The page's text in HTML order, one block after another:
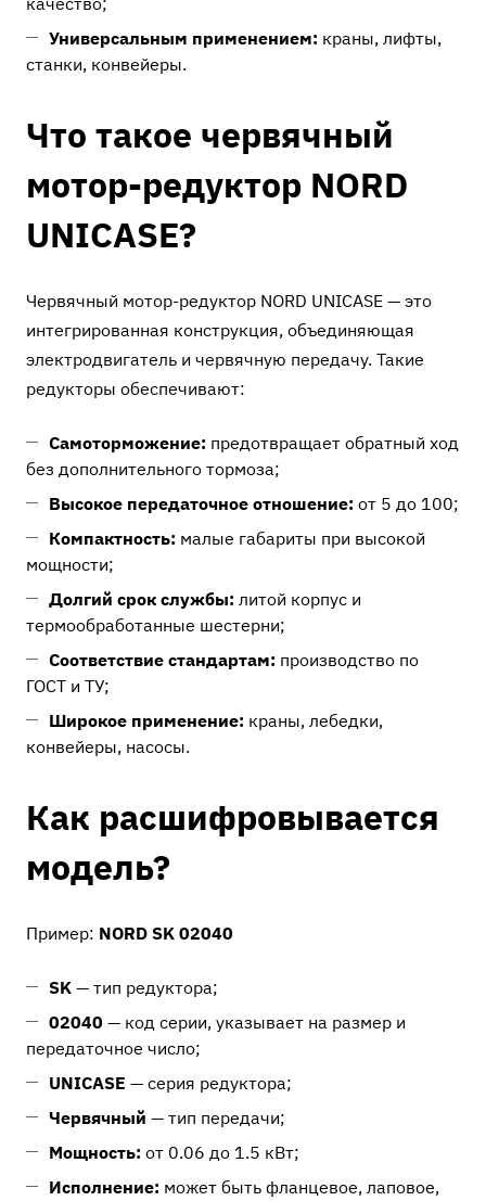
Универсальным применением: краны, лифты,
станки, конвейеры.
Что такое червячный
мотор-редуктор NORD
UNICASE?
Червячный мотор-редуктор NORD UNICASE — это
интегрированная конструкция, объединяющая
электродвигатель и червячную передачу. Такие
редукторы обеспечивают:
Самоторможение: предотвращает обратный ход
без дополнительного тормоза;
Высокое передаточное отношение: от 5 до 100;
Компактность: малые габариты при высокой
мощности;
Долгий срок службы: литой корпус и
термообработанные шестерни;
Соответствие стандартам: производство по
ГОСТ и ТУ;
Широкое применение: краны, лебедки,
конвейеры, насосы.
Как расшифровывается
модель?
Пример: NORD SK 02040
SK — тип редуктора;
02040 — код серии, указывает на размер и
передаточное число;
UNICASE — серия редуктора;
Червячный — тип передачи;
Мощность: от 0.06 до 1.5 кВт;
Исполнение: может быть фланцевое, лаповое,